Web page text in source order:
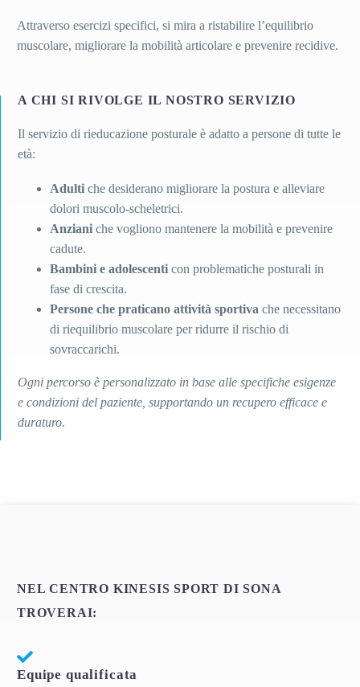
Attraverso esercizi specifici, si mira a ristabilire l’equilibrio
muscolare, migliorare la mobilità articolare e prevenire recidive.
A CHI SI RIVOLGE IL NOSTRO SERVIZIO
Il servizio di rieducazione posturale è adatto a persone di tutte le
età:
Adulti che desiderano migliorare la postura e alleviare
dolori muscolo-scheletrici.
Anziani che vogliono mantenere la mobilità e prevenire
cadute.
Bambini e adolescenti con problematiche posturali in
fase di crescita.
Persone che praticano attività sportiva che necessitano
di riequilibrio muscolare per ridurre il rischio di
sovraccarichi.
Ogni percorso è personalizzato in base alle specifiche esigenze
e condizioni del paziente, supportando un recupero efficace e
duraturo.
NEL CENTRO KINESIS SPORT DI SONA
TROVERAI:
Equipe qualificata